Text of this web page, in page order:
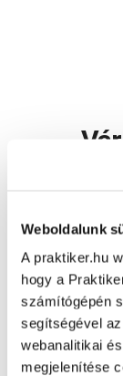
Weboldalunk
A praktiker.hu
hogy a
számítógépén
segítségével
webanalitikai
megjelenítése